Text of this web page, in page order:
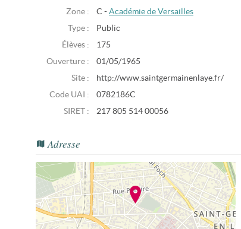
Zone : C - Académie de Versailles
Type :
Public
Élèves :
175
Ouverture :
01/05/1965
Site :
http://www.saintgermainenlaye.fr/
Code UAI :
0782186C
SIRET :
217 805 514 00056
Adresse